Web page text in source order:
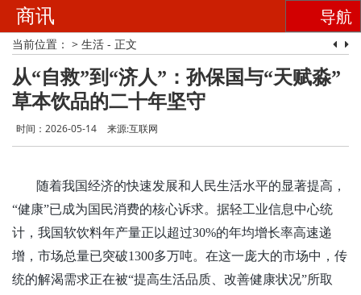
商讯 导航
当前位置： > 生活 - 正文
从“自救”到“济人”：孙保国与“天赋淼”
草本饮品的二十年坚守
时间：2026-05-14 来源:互联网
随着我国经济的快速发展和人民生活水平的显著提高，
“健康”已成为国民消费的核心诉求。据轻工业信息中心统
计，我国软饮料年产量正以超过30%的年均增长率高速递
增，市场总量已突破1300多万吨。在这一庞大的市场中，传
统的解渴需求正在被“提高生活品质、改善健康状况”所取